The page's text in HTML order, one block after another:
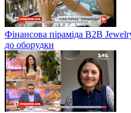
Фінансова піраміда B2B
до оборудки